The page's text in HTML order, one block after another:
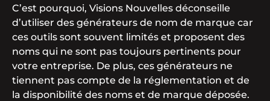
C’est pourquoi, Visions Nouvelles déconseille
d’utiliser des générateurs de nom de marque car
ces outils sont souvent limités et proposent des
noms qui ne sont pas toujours pertinents pour
votre entreprise. De plus, ces générateurs ne
tiennent pas compte de la réglementation et de
la disponibilité des noms et de marque déposée.